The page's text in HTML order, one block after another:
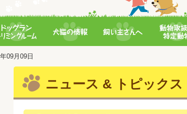
09月09日
ニュース & トピック